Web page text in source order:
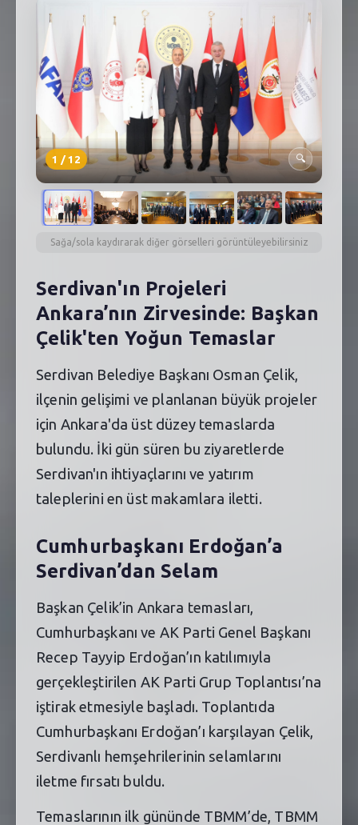
1 /12 🔍
Sağa/sola kaydırarak diğer görselleri görüntüleyebilirsiniz
Serdivan'ın Projeleri
Ankara’nın Zirvesinde: Başkan
Çelik'ten Yoğun Temaslar
Serdivan Belediye Başkanı Osman Çelik,
ilçenin gelişimi ve planlanan büyük projeler
için Ankara'da üst düzey temaslarda
bulundu. İki gün süren bu ziyaretlerde
Serdivan'ın ihtiyaçlarını ve yatırım
taleplerini en üst makamlara iletti.
Cumhurbaşkanı Erdoğan’a
Serdivan’dan Selam
Başkan Çelik’in Ankara temasları,
Cumhurbaşkanı ve AK Parti Genel Başkanı
Recep Tayyip Erdoğan’ın katılımıyla
gerçekleştirilen AK Parti Grup Toplantısı’na
iştirak etmesiyle başladı. Toplantıda
Cumhurbaşkanı Erdoğan’ı karşılayan Çelik,
Serdivanlı hemşehrilerinin selamlarını
iletme fırsatı buldu.
Temaslarının ilk gününde TBMM’de, TBMM
NÖBETÇI ECZANELER
SABSIS - AFET
TRAFIKPARK
KÜREK
PARKLAR
PAZAR YERLERI
PLANETARYUM